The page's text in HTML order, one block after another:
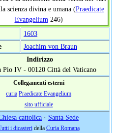
scienza divina e umana (Praedicate
Evangelium 246)
1603
Joachim von Braun
Indirizzo
Pio IV - 00120 Città del Vaticano
Collegamenti esterni
curia Praedicate Evangelium
sito ufficiale
cattolica · Santa Sede
i dicasteridella Curia Romana